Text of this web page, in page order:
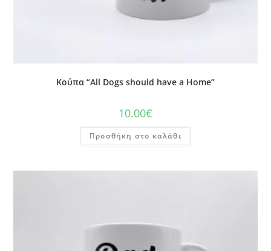
Κούπα “All Dogs should have a Home”
10.00€
Προσθήκη στο καλάθι